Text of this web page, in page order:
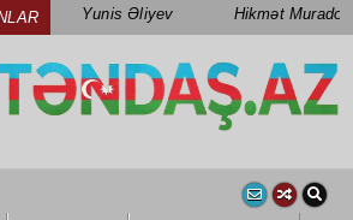
Yunis Əliyev Hikmət Muradov